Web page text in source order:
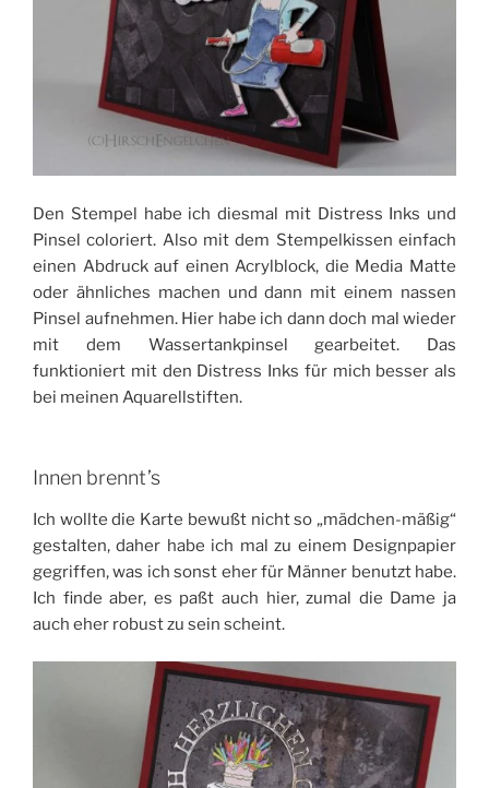
Den Stempel habe ich diesmal mit Distress Inks und
Pinsel coloriert. Also mit dem Stempelkissen einfach
einen Abdruck auf einen Acrylblock, die Media Matte
oder ähnliches machen und dann mit einem nassen
Pinsel aufnehmen. Hier habe ich dann doch mal wieder
mit dem Wassertankpinsel gearbeitet. Das
funktioniert mit den Distress Inks für mich besser als
bei meinen Aquarellstiften.
Innen brennt’s
Ich wollte die Karte bewußt nicht so „mädchen-mäßig“
gestalten, daher habe ich mal zu einem Designpapier
gegriffen, was ich sonst eher für Männer benutzt habe.
Ich finde aber, es paßt auch hier, zumal die Dame ja
auch eher robust zu sein scheint.